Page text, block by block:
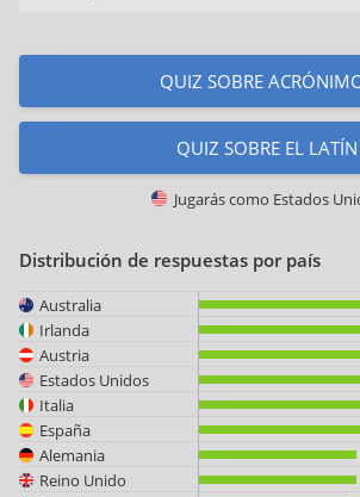
QUIZ SOBRE
QUIZ SOBRE EL LATÍN
Jugarás como Estados
Distribución de respuestas por país
Australia
Irlanda
Austria
Estados Unidos
Italia
España
Alemania
Reino Unido